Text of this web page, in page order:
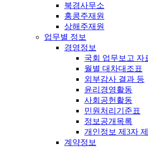
북경사무소
홍콩주재원
상해주재원
업무별 정보
경영정보
국회 업무보고 자
월별 대차대조표
외부감사 결과 등
윤리경영활동
사회공헌활동
민원처리기준표
정보공개목록
개인정보 제3자
계약정보